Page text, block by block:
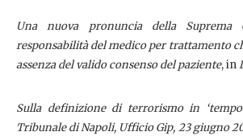
Una nuova pronuncia della
responsabilità del medico per trattamento
assenza del valido consenso del paziente, in
Sulla definizione di terrorismo in
Tribunale di Napoli, Ufficio Gip, 23 giugno